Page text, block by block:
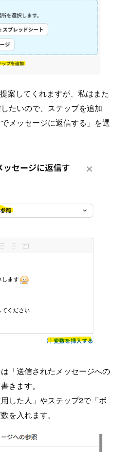
案してくれますが、私はまた
たいので、ステップを追加
メッセージに返信する」を選
「送信されたメッセージへの
きます。
した人」やステップ2で「ボ
を入れます。